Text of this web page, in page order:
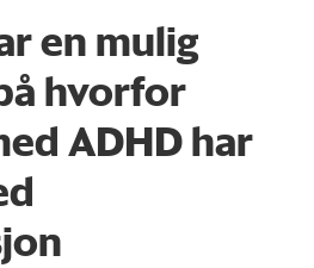
en mulig
hvorfor
ADHD har